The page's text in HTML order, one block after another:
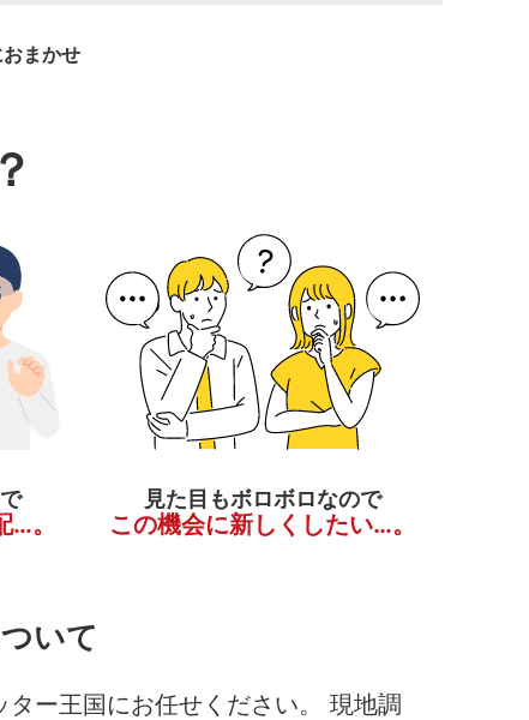
まかせ
…。
見た目もボロボロなので
この機会に新しくしたい…。
いて
ー王国にお任せください。 現地調